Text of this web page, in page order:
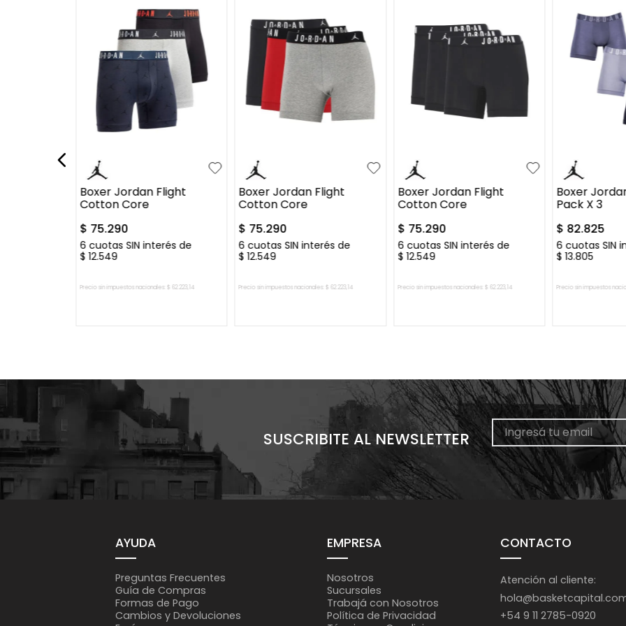
Boxer Jordan Flight
Cotton Core
$ 75.290
6cuotas SIN interés de
$ 12.549
Precio sin impuestos nacionales: $ 62.223, 14
Boxer Jordan Flight
Cotton Core
$ 75.290
6 cuotas SIN interés de
$ 12.549
Precio sin impuestos nacionales: $ 62.223, 14
Boxer Jordan Flight
Cotton Core
$ 75.290
6 cuotas SIN interés de
$ 12.549
Precio sin impuestos nacionales: $ 62.223, 14
Boxer
Pack X 3
$ 82.825
6 cuotas SIN
$ 13.805
Precio sin impuestos
SUSCRIBITE AL NEWSLETTER
AYUDA
Preguntas Frecuentes
Guía de Compras
Formas de Pago
Cambios y Devoluciones
EMPRESA
Nosotros
Sucursales
Trabajá con Nosotros
Política de Privacidad
CONTACTO
Atención al cliente:
+54 9 11 2785-0920